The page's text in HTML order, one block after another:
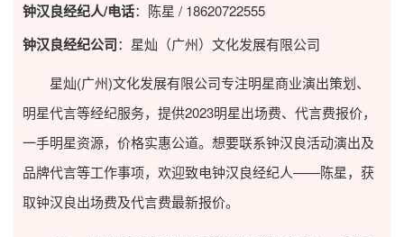
钟汉良经纪人/电话：陈星 / 18620722555
钟汉良经纪公司：星灿（广州）文化发展有限公司
星灿(广州)文化发展有限公司专注明星商业演出策划、
明星代言等经纪服务，提供2023明星出场费、代言费报价，
一手明星资源，价格实惠公道。想要联系钟汉良活动演出及
品牌代言等工作事项，欢迎致电钟汉良经纪人——陈星，获
取钟汉良出场费及代言费最新报价。